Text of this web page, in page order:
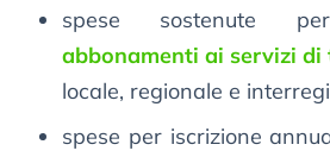
spese sostenute
abbonamenti ai servizi
locale, regionale e
spese per iscrizione